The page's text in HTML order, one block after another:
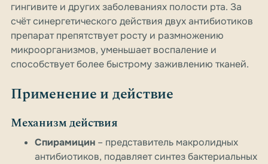
гингивите и других заболеваниях полости рта. За
счёт синергетического действия двух антибиотиков
препарат препятствует росту и размножению
микроорганизмов, уменьшает воспаление и
способствует более быстрому заживлению тканей.
Применение и действие
Механизм действия
Спирамицин – представитель макролидных
антибиотиков, подавляет синтез бактериальных